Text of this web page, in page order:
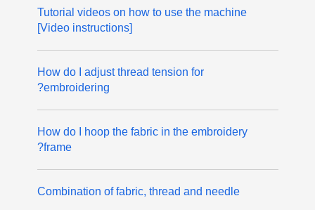
Tutorial videos on how to use the machine
[Video instructions]
How do I adjust thread tension for
embroidering?
How do I hoop the fabric in the embroidery
frame?
Combination of fabric, thread and needle